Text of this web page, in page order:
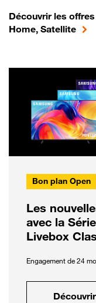
Découvrir les offres
Home, Satellite
Bon plan Open
Les
avec la
Livebox
Engagement de 24
Découvrir